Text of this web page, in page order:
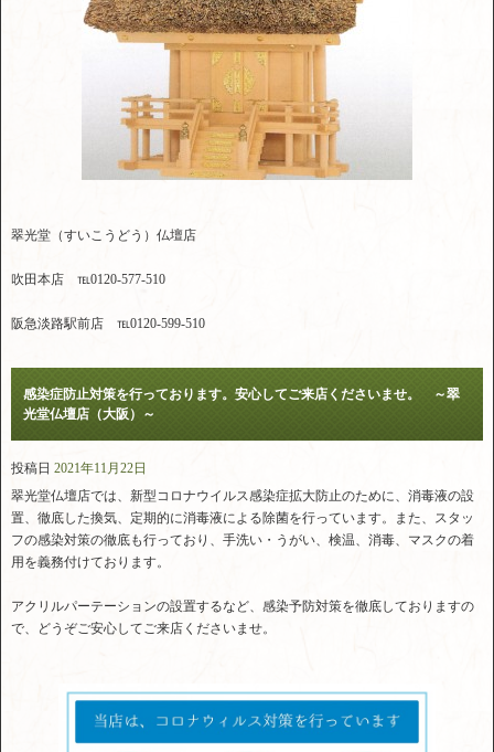
翠光堂（すいこうどう）仏壇店
吹田本店 ℡0120-577-510
阪急淡路駅前店 ℡0120-599-510
感染症防止対策を行っております。安心してご来店くださいませ。 ～翠
光堂仏壇店（大阪）～
投稿日 2021年11月22日
翠光堂仏壇店では、新型コロナウイルス感染症拡大防止のために、消毒液の設
置、徹底した換気、定期的に消毒液による除菌を行っています。また、スタッ
フの感染対策の徹底も行っており、手洗い・うがい、検温、消毒、マスクの着
用を義務付けております。
アクリルパーテーションの設置するなど、感染予防対策を徹底しておりますの
で、どうぞご安心してご来店くださいませ。